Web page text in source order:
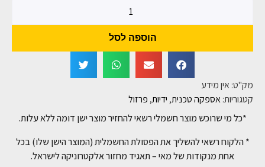
הוספה לסל
מק"ט: אין מידע
קטגוריות:אספקה טכנית, ידיות, פרזול
*כל מי שרוכש מוצר חשמלי רשאי להחזיר מוצר ישן דומה ללא עלות.
* הלקוח רשאי להשליך את הפסולת החשמלית (המוצר הישן שלו) בכל
אחת מנקודות של מאי – תאגיד מחזור אלקטרוניקה לישראל.